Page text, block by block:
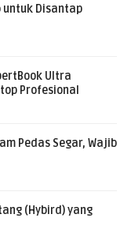
untuk Disantap
Ultra
Profesional
Pedas Segar, Wajib
(Hybird) yang